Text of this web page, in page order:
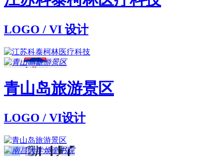
LOGO / VI 设计
青山岛旅游景区
LOGO / VI设计